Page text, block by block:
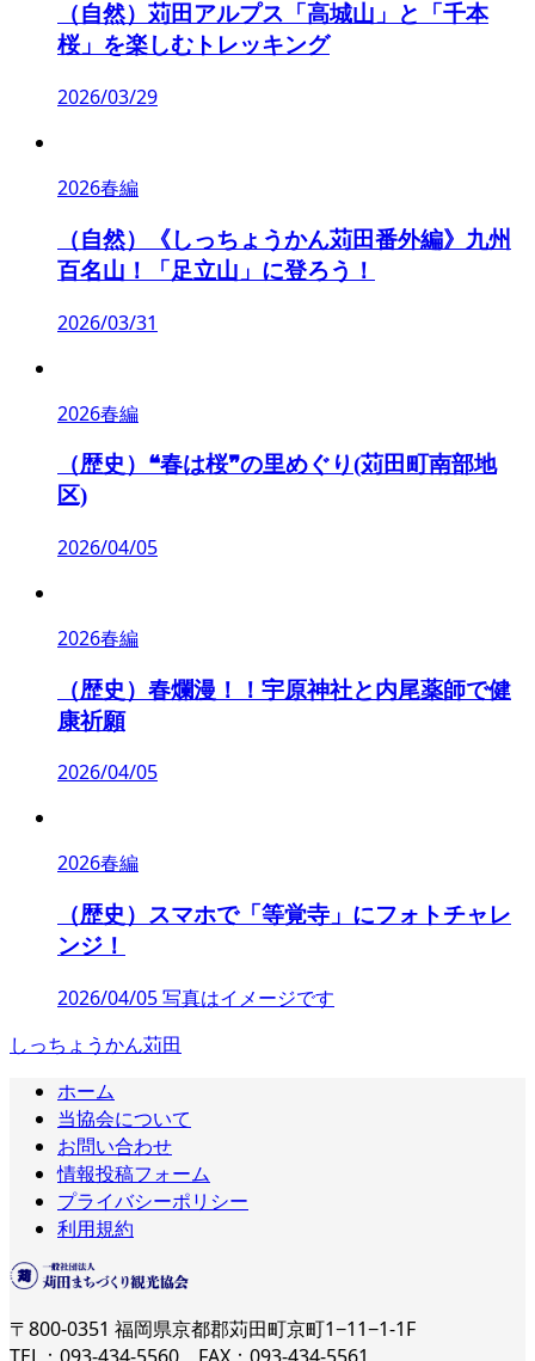
（自然）苅田アルプス「高城山」と「千本
桜」を楽しむトレッキング
2026/03/29
2026春編
（自然）《しっちょうかん苅田番外編》九州
百名山！「足立山」に登ろう！
2026/03/31
2026春編
（歴史）❝春は桜❞の里めぐり(苅田町南部地
区)
2026/04/05
2026春編
（歴史）春爛漫！！宇原神社と内尾薬師で健
康祈願
2026/04/05
2026春編
（歴史）スマホで「等覚寺」にフォトチャレ
ンジ！
2026/04/05 写真はイメージです
しっちょうかん苅田
ホーム
当協会について
お問い合わせ
情報投稿フォーム
プライバシーポリシー
利用規約
〒800-0351 福岡県京都郡苅田町京町1−11−1-1F